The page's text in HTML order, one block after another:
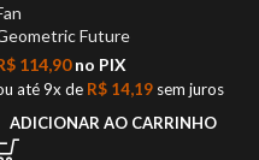
Future
114,90no PIX
até 9x de R$ 14,19 sem juros
ADICIONAR AO CARRINHO